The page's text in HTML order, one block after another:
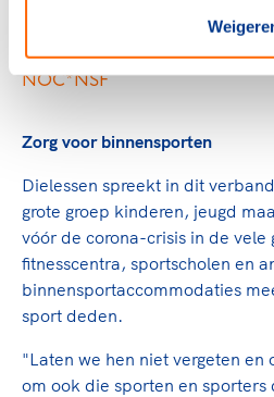
Gerard Dielessen,
NOC*NSF
Zorg voor binnensporten
Dielessen spreekt in dit
grote groep kinderen, jeugd
vóór de corona-crisis in de vele
fitnesscentra, sportscholen en
binnensportaccommodaties
sport deden.
"Laten we hen niet vergeten en
om ook die sporten en sporters